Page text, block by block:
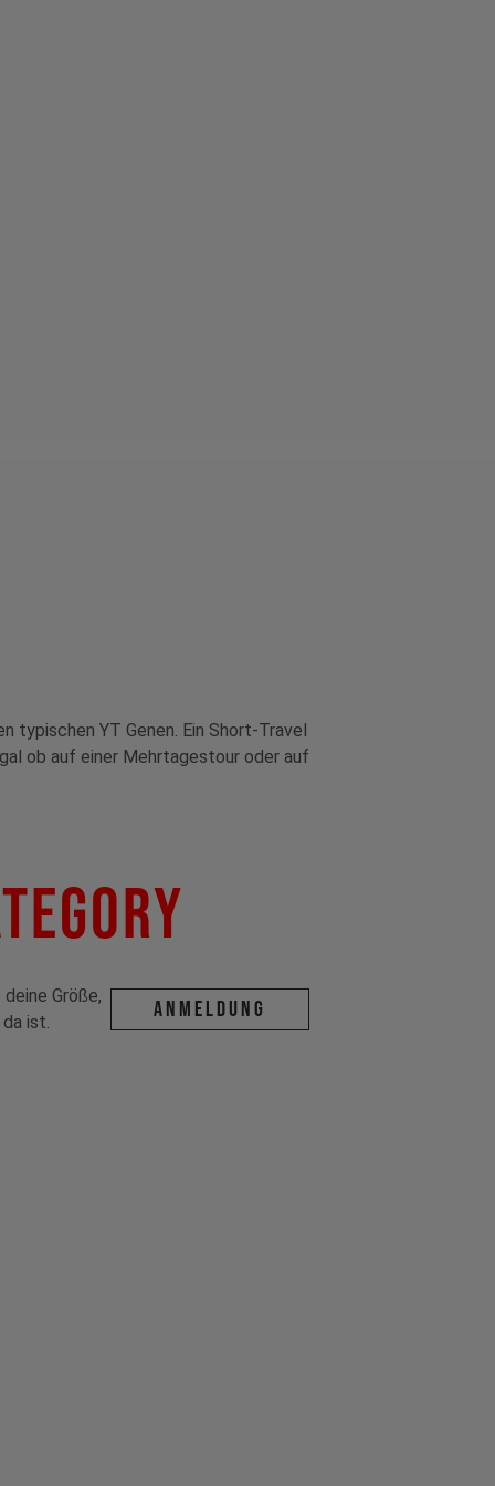
typischen YT Genen. Ein Short-Travel
ob auf einer Mehrtagestour oder auf
Größe,
ist.
ANMELDUNG